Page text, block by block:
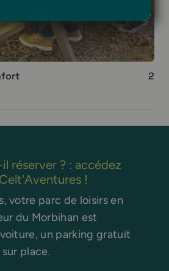
2
réserver ? : accédez
!
votre parc de loisirs en
du Morbihan est
un parking gratuit
place.